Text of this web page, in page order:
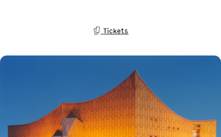
Tickets